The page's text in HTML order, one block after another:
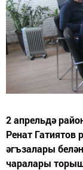
2 апрельдә
Ренат Гатиятов
әгъзалары
чаралары